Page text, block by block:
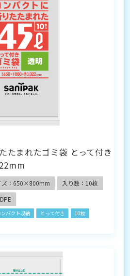
たまれたゴミ袋 とって付き
ズ：650×800mm
入り数：10枚
ンパクト収納 とって付き
10枚